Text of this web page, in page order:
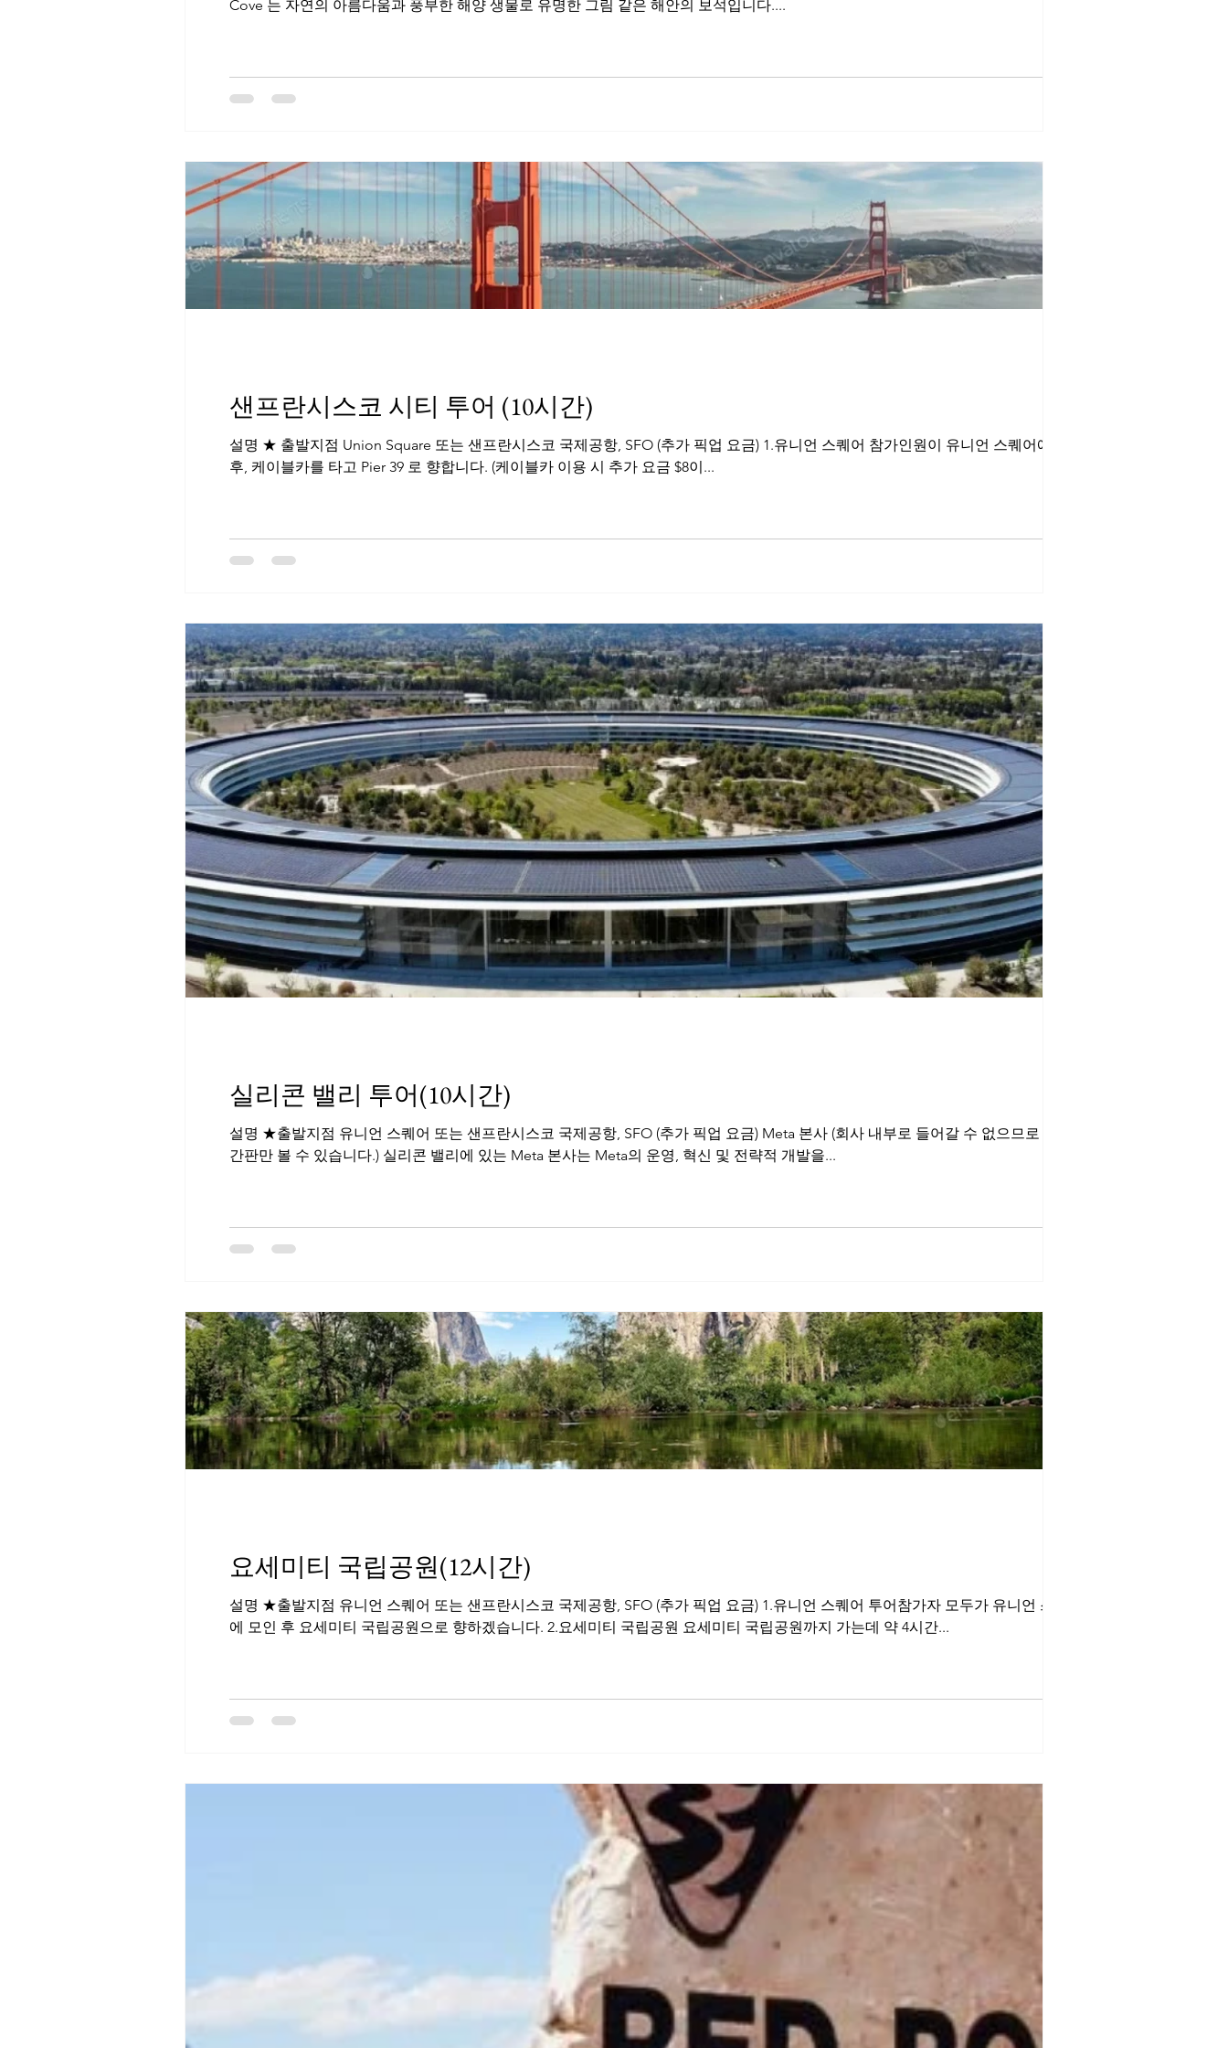
Cove 는 자연의 아름다움과 풍부한 해양 생물로 유명한 그림 같은 해안의 보석입니다....
샌프란시스코 시티 투어 (10시간)
설명 ★ 출발지점 Union Square 또는 샌프란시스코 국제공항, SFO (추가 픽업 요금) 1.유니언 스퀘어 참가인원이 유니언 스퀘어에 모인
후, 케이블카를 타고 Pier 39 로 향합니다. (케이블카 이용 시 추가 요금 $8이...
실리콘 밸리 투어(10시간)
설명 ★출발지점 유니언 스퀘어 또는 샌프란시스코 국제공항, SFO (추가 픽업 요금) Meta 본사 (회사 내부로 들어갈 수 없으므로 회사
간판만 볼 수 있습니다.) 실리콘 밸리에 있는 Meta 본사는 Meta의 운영, 혁신 및 전략적 개발을...
요세미티 국립공원(12시간)
설명 ★출발지점 유니언 스퀘어 또는 샌프란시스코 국제공항, SFO (추가 픽업 요금) 1.유니언 스퀘어 투어참가자 모두가 유니언 스퀘어
에 모인 후 요세미티 국립공원으로 향하겠습니다. 2.요세미티 국립공원 요세미티 국립공원까지 가는데 약 4시간...